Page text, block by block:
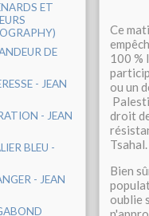
ET
DE
- JEAN
- JEAN
BLEU -
- JEAN
Ce
100 %
ou un
droit
Tsahal.
Bien
oublie